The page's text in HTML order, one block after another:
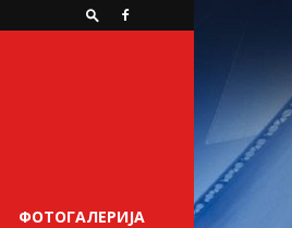
ФОТОГАЛЕРИЈА